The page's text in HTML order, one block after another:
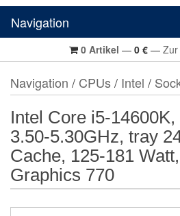
Navigation
0 Artikel — 0 € — Zur
Navigation / CPUs/ Intel /
Intel Core i5-14600K,
3.50-5.30GHz, tray
Cache, 125-181
Graphics 770